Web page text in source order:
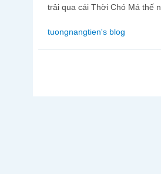
trải qua cái Thời Chó Má thế
tuongnangtien's blog